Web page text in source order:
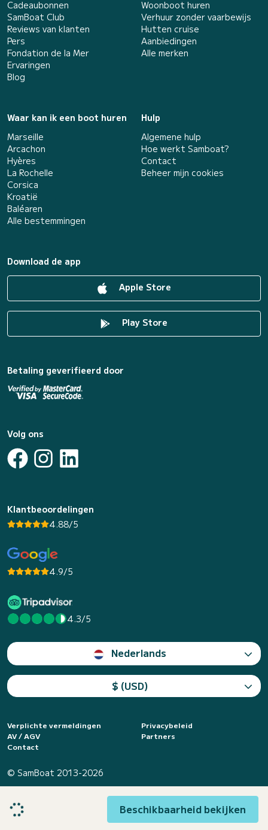
Beschikbaarheid bekijken
Cadeaubonnen
SamBoat Club
Reviews van klanten
Pers
Fondation de la Mer
Ervaringen
Blog
Woonboot huren
Verhuur zonder vaarbewijs
Hutten cruise
Aanbiedingen
Alle merken
Waar kan ik een boot huren
Marseille
Arcachon
Hyères
La Rochelle
Corsica
Kroatië
Baléaren
Alle bestemmingen
Hulp
Algemene hulp
Hoe werkt Samboat?
Contact
Beheer mijn cookies
Download de app
Apple Store
Play Store
Betaling geverifieerd door
Volg ons
Klantbeoordelingen
4.88/5
4.9/5
4.3/5
Nederlands
$ (USD)
Verplichte vermeldingen
Privacybeleid
AV / AGV
Partners
Contact
© SamBoat 2013-2026